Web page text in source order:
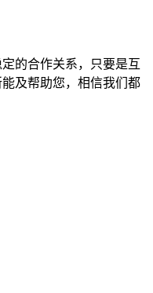
的合作关系，只要是互
及帮助您，相信我们都